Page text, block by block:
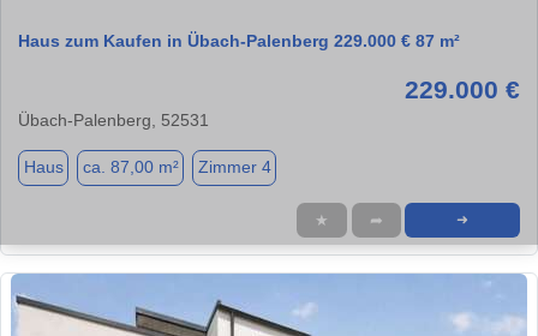
Haus zum Kaufen in Übach-Palenberg 229.000 € 87 m²
229.000 €
Übach-Palenberg, 52531
Haus ca. 87,00 m² Zimmer 4
★ ➦ ➜